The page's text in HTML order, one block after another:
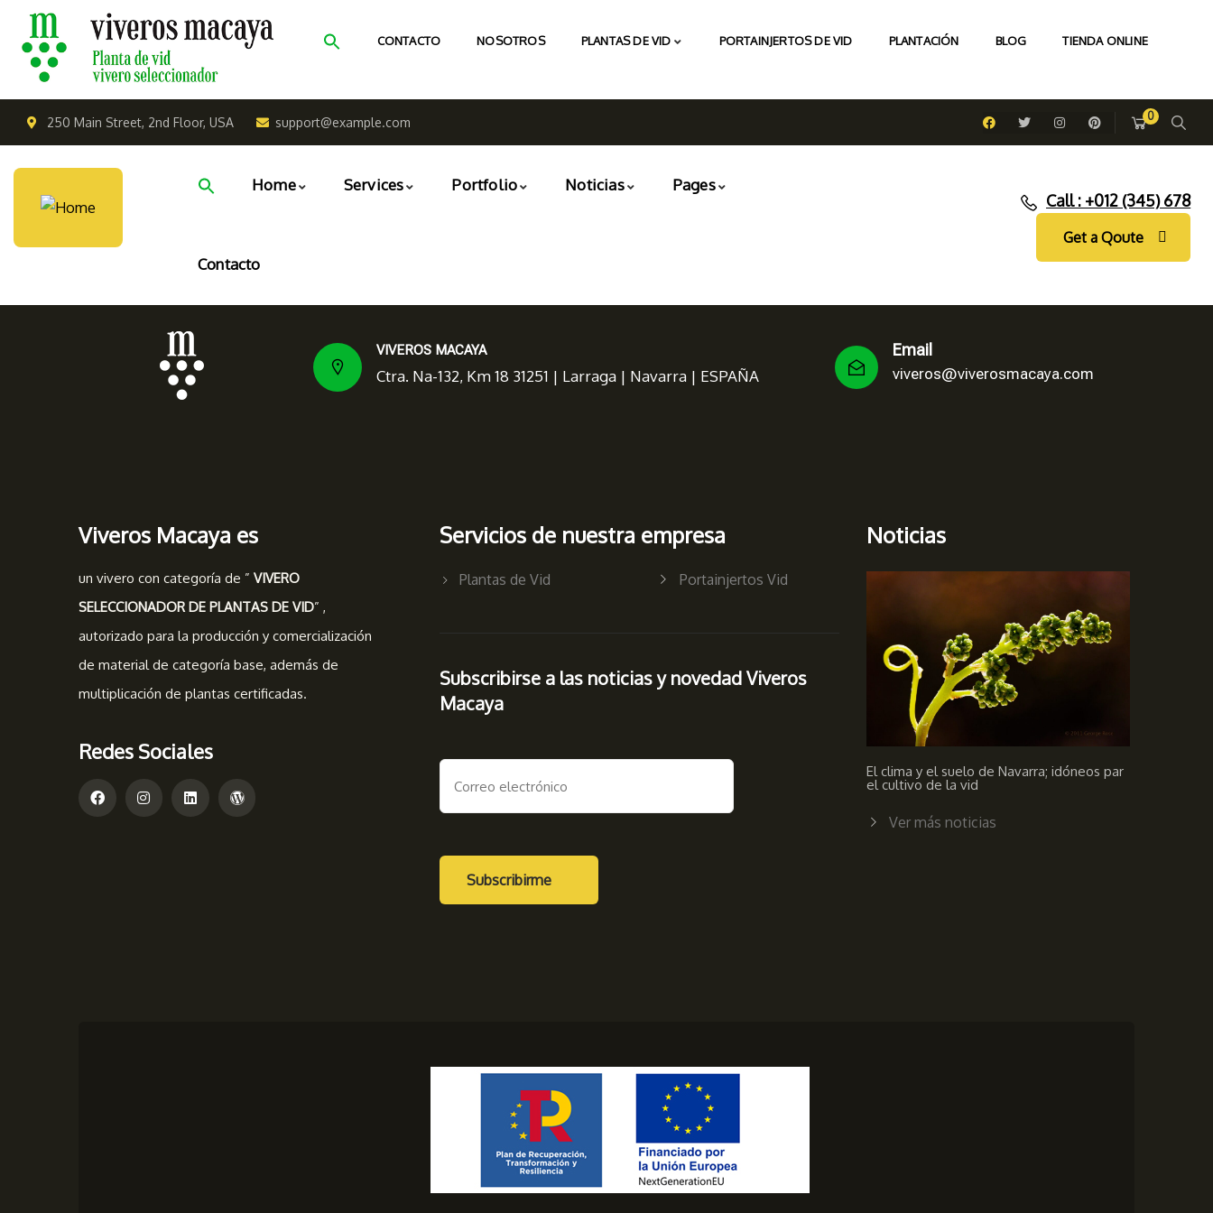
CONTACTO NOSOTROS PLANTAS DE VID PORTAINJERTOS DE VID PLANTACIÓN BLOG TIENDA ONLINE
250 Main Street, 2nd Floor, USA support@example.com 0
Home Services Portfolio Noticias Pages
Contacto
Call : +012 (345) 678
Get a Qoute
VIVEROS MACAYA
Ctra. Na-132, Km 18 31251 | Larraga | Navarra | ESPAÑA
Email
viveros@viverosmacaya.com
Viveros Macaya es
un vivero con categoría de ” VIVERO
SELECCIONADOR DE PLANTAS DE VID” ,
autorizado para la producción y comercialización
de material de categoría base, además de
multiplicación de plantas certificadas.
Redes Sociales
Servicios de nuestra empresa
Plantas de Vid Portainjertos Vid
Subscribirse a las noticias y novedad Viveros
Macaya
Noticias
El clima y el suelo de Navarra; idóneos par
el cultivo de la vid
Ver más noticias